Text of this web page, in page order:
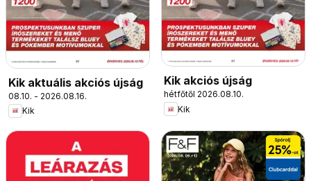
Kik aktuális akciós újság
08.10. - 2026.08.16.
Kik
Kik akciós újság
hétfőtől 2026.08.10.
Kik